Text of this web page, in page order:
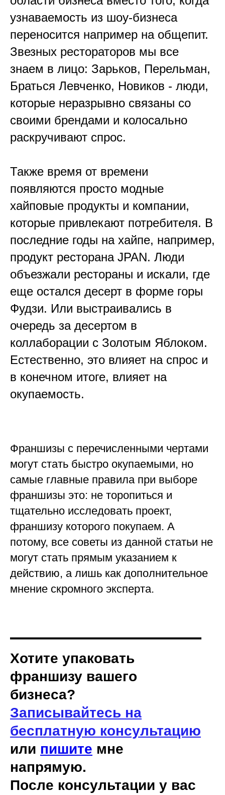
узнаваемость из шоу-бизнеса
переносится например на общепит.
Звезных рестораторов мы все
знаем в лицо: Зарьков, Перельман,
Браться Левченко, Новиков - люди,
которые неразрывно связаны со
своими брендами и колосально
раскручивают спрос.
Также время от времени
появляются просто модные
хайповые продукты и компании,
которые привлекают потребителя. В
последние годы на хайпе, например,
продукт ресторана JPAN. Люди
объезжали рестораны и искали, где
еще остался десерт в форме горы
Фудзи. Или выстраивались в
очередь за десертом в
коллаборации с Золотым Яблоком.
Естественно, это влияет на спрос и
в конечном итоге, влияет на
окупаемость.
Франшизы с перечисленными чертами
могут стать быстро окупаемыми, но
самые главные правила при выборе
франшизы это: не торопиться и
тщательно исследовать проект,
франшизу которого покупаем. А
потому, все советы из данной статьи не
могут стать прямым указанием к
действию, а лишь как дополнительное
мнение скромного эксперта.
Хотите упаковать
франшизу вашего
бизнеса?
Записывайтесь на
бесплатную консультацию
или пишите мне
напрямую.
После консультации у вас